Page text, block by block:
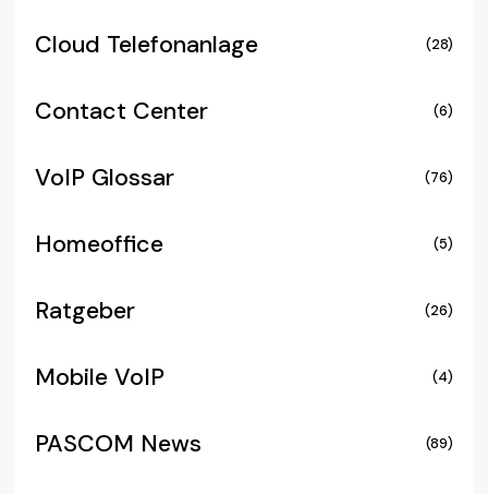
Cloud Telefonanlage (28)
Contact Center (6)
VoIP Glossar (76)
Homeoffice (5)
Ratgeber (26)
Mobile VoIP (4)
PASCOM News (89)